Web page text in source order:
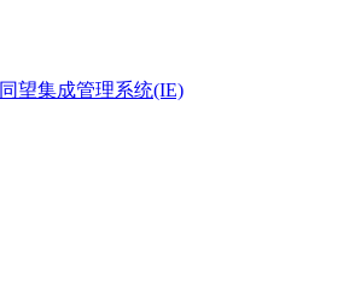
同望集成管理系统(IE)